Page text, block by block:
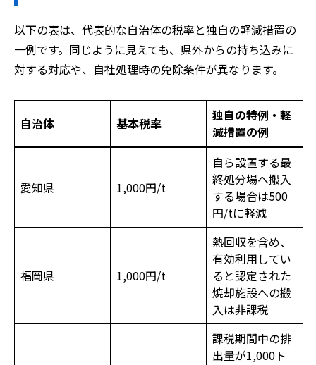
以下の表は、代表的な自治体の税率と独自の軽減措置の
一例です。同じように見えても、県外からの持ち込みに
対する対応や、自社処理時の免除条件が異なります。
自治体 基本税率
独自の特例・軽
減措置の例
愛知県 1,000円/t
自ら設置する最
終処分場へ搬入
する場合は500
円/tに軽減
福岡県 1,000円/t
熱回収を含め、
有効利用してい
ると認定された
焼却施設への搬
入は非課税
課税期間中の排
出量が1,000ト